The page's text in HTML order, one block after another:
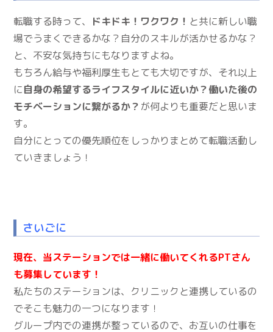
転職する時って、 ドキドキ！ワクワク！ と共に新しい職
場でうまくできるかな？自分のスキルが活かせるかな？
と、不安な気持ちにもなりますよね。
もちろん給与や福利厚生もとても大切ですが、それ以上
に自身の希望するライフスタイルに近いか？働いた後の
モチベーションに繋がるか？ が何よりも重要だと思いま
す。
自分にとっての優先順位をしっかりまとめて転職活動し
ていきましょう！
さいごに
現在、当ステーションでは一緒に働いてくれるPTさん
も募集しています！
私たちのステーションは、クリニックと連携しているの
でそこも魅力の一つになります！
グループ内での連携が整っているので、お互いの仕事を